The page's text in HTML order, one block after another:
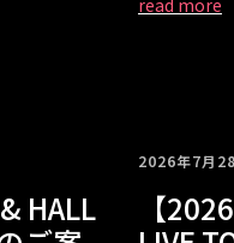
HALL
2026年7月
【